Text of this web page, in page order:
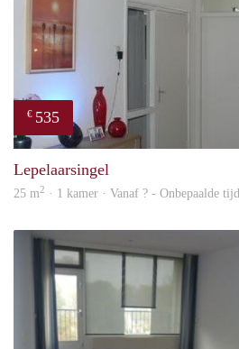
€ 535
Lepelaarsingel
25 m2 · 1 kamer · Vanaf ? - Onbepaalde tijd